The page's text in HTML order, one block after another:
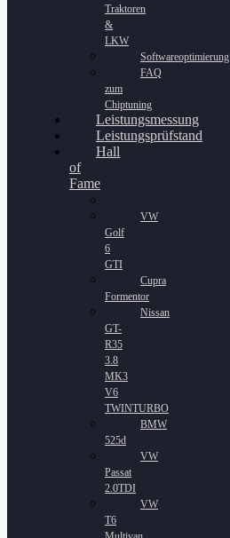
Traktoren
&
LKW
Softwareoptimierung
FAQ
zum
Chiptuning
Leistungsmessung
Leistungsprüfstand
Hall
of
Fame
VW
Golf
6
GTI
Cupra
Formentor
Nissan
GT-
R35
3.8
MK3
V6
TWINTURBO
BMW
525d
VW
Passat
2.0TDI
VW
T6